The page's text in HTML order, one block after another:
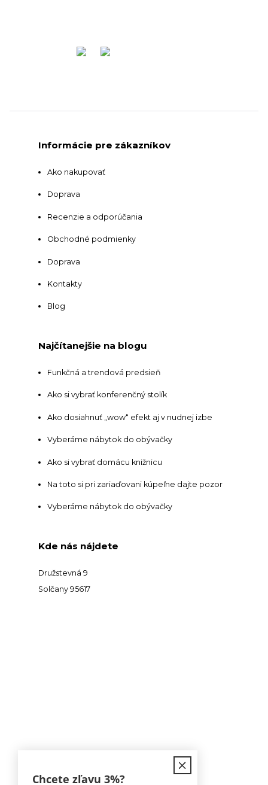
Informácie pre zákazníkov
Ako nakupovať
Doprava
Recenzie a odporúčania
Obchodné podmienky
Doprava
Kontakty
Blog
Najčítanejšie na blogu
Funkčná a trendová predsieň
Ako si vybrať konferenčný stolík
Ako dosiahnuť „wow“ efekt aj v nudnej izbe
Vyberáme nábytok do obývačky
Ako si vybrať domácu knižnicu
Na toto si pri zariaďovani kúpeľne dajte pozor
Vyberáme nábytok do obývačky
Kde nás nájdete
Družstevná 9
Solčany 95617
Chcete zľavu 3%?